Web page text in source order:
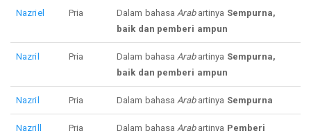
Nazriel Pria Dalam bahasaArabartinya Sempurna,
baik dan pemberi ampun
Nazril Pria Dalam bahasaArabartinya Sempurna,
baik dan pemberi ampun
Nazril Pria Dalam bahasaArabartinya Sempurna
Nazrill Pria Dalam bahasaArabartinya Pemberi